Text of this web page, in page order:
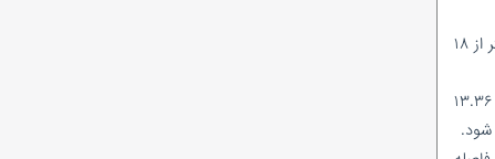
ایران حدود ۲۵۰۰ جایگاه عرضه CNG دارد که توانایی تأمین بیش از ۴۰ میلیون مترمکعب سوخت در روز را دارند، اما مصرف واقعی کمتر از ۱۸
این در حالی است که دولت در مصوبه‌ای تازه وعده داده تا پایان برنامه هفتم توسعه، سهم CNG در سبد سوخت حمل‌ونقل کشور را از ۱۳.۳۶